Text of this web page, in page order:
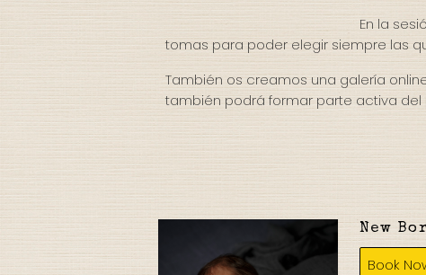
En la
tomas para poder elegir siempre las
También os creamos una galería
también podrá formar parte activa
New
Book